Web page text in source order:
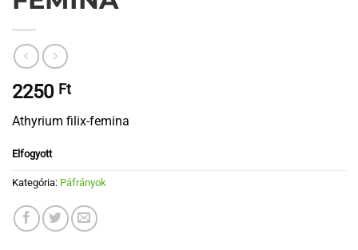
2250 Ft
Athyrium filix-femina
Elfogyott
Kategória: Páfrányok